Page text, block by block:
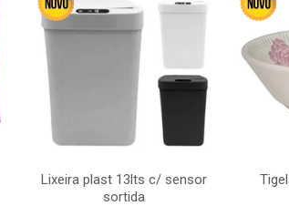
Lixeira plast 13lts c/ sensor
sortida